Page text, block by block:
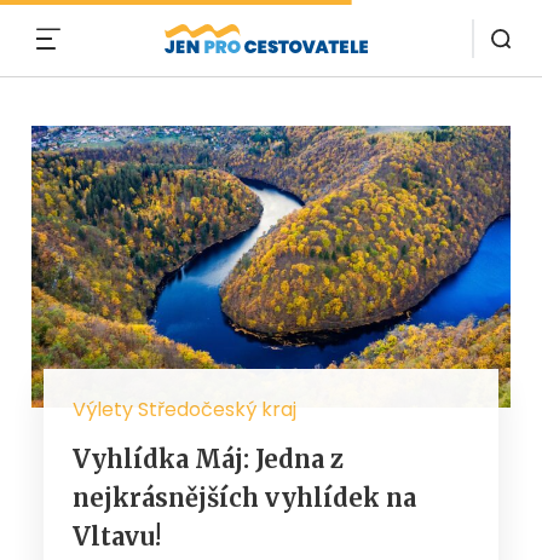
Výlety Středočeský kraj
Vyhlídka Máj: Jedna z
nejkrásnějších vyhlídek na
Vltavu!